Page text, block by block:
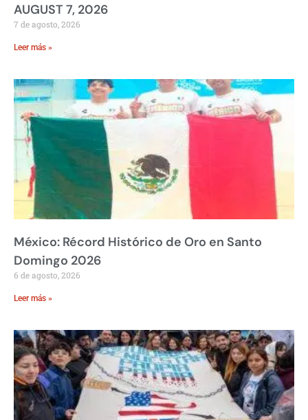
AUGUST 7, 2026
7 de agosto, 2026
Leer más »
México: Récord Histórico de Oro en Santo
Domingo 2026
6 de agosto, 2026
Leer más »